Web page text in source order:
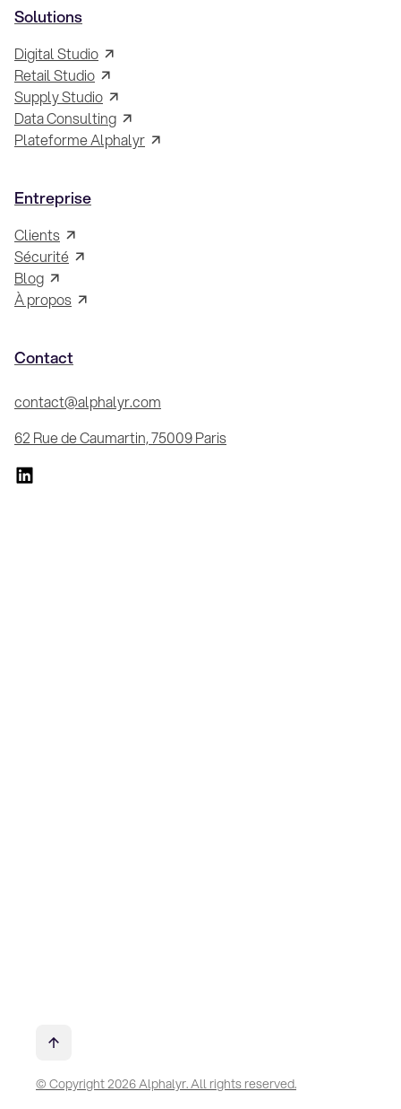
Solutions
Digital Studio
Retail Studio
Supply Studio
Data Consulting
Plateforme Alphalyr
Entreprise
Clients
Sécurité
Blog
À propos
Contact
contact@alphalyr.com
62 Rue de Caumartin, 75009 Paris
© Copyright 2026 Alphalyr. All rights reserved.